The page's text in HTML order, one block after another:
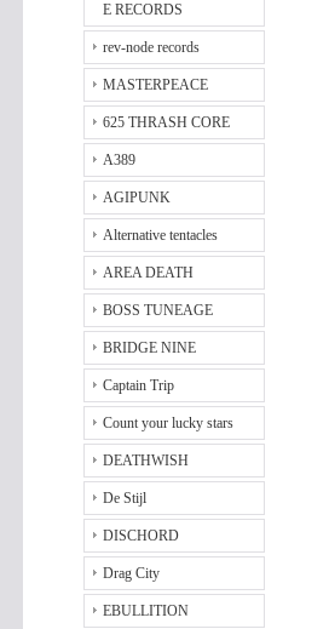
E RECORDS
rev-node records
MASTERPEACE
625 THRASH CORE
A389
AGIPUNK
Alternative tentacles
AREA DEATH
BOSS TUNEAGE
BRIDGE NINE
Captain Trip
Count your lucky stars
DEATHWISH
De Stijl
DISCHORD
Drag City
EBULLITION